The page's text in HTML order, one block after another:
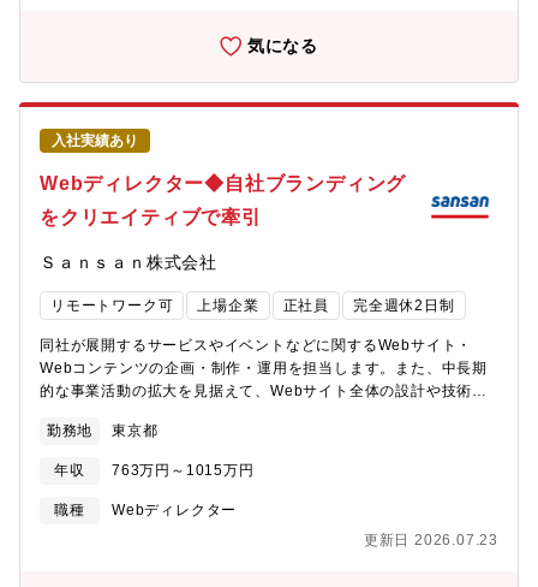
ポジションの魅力】■大規模なイベントや施策、キャンペーンから
自社のWebサイト、イベントクリエイティブや各種の販促物ま
で、媒体を問わず、幅広い領域でクリエイティブを担当できます■
クリエイティブのコンセプト設計、施策の企画など、制作におけ
る全行程に初期段階から携わることができます■自社サービスのブ
ランディングを担当するため、自身が手掛けた制作物が最終的に
事業貢献するところまで成果を追求することができます■ブランデ
ィング部門に所属し、マーケティング部門をはじめとしたさまざ
まな部門と連携しながら業務に取り組むことができます■所属部門
ー、フロントエンドエンジニアといったクリエイター職のメンバ
ーが在籍しており、一緒にクリエイティブの制作に取り組むこと
ができます【組織構成】2025年7月現在、ブランディングに携わ
ます。各組織は、デザイナーやディレクター、コピーライター、
エディター、フロントエンドエンジニアといった、さまざまなバ
ックグラウンドを持った多様なクリエイター職のメンバーに加
え、事業部や組織を横断したプロジェクトを担当するビジネス職
ルなど】OS：Mac/Win選択可制作ツール：Figma、Adobe
Microsoft PowerPointなどその他利用ツール：Slack、Backlog、
Box、Zoomなど開発言語・環境：HTML、SCSS、JavaScript、
気になる
入社実績あり
Webディレクター◆自社ブランディング
をクリエイティブで牽引
Ｓａｎｓａｎ株式会社
リモートワーク可 上場企業 正社員 完全週休2日制
同社が展開するサービスやイベントなどに関するWebサイト・
Webコンテンツの企画・制作・運用を担当します。また、中長期
的な事業活動の拡大を見据えて、Webサイト全体の設計や技術選
イトに限らず、さまざまな幅広い種類の制作物のディレクショ
ン・進行管理業務などに関わることもできるポジションです。
【職務内容】■自社サービスやブランドに関連したWebサイト、
Webコンテンツの企画・制作・運用■各種サービスやイベントなど
グページ）などの企画・制作・運用■自社が主催するビジネスイベ
勤務地 東京都
年収 763万円～1015万円
職種
Webディレクター
更新日 2026.07.23